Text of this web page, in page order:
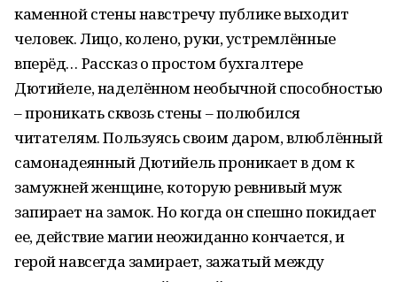
каменной стены навстречу публике выходит
человек. Лицо, колено, руки, устремлённые
вперёд… Рассказ о простом бухгалтере
Дютийеле, наделённом необычной способностью
– проникать сквозь стены – полюбился
читателям. Пользуясь своим даром, влюблённый
самонадеянный Дютийель проникает в дом к
замужней женщине, которую ревнивый муж
запирает на замок. Но когда он спешно покидает
ее, действие магии неожиданно кончается, и
герой навсегда замирает, зажатый между